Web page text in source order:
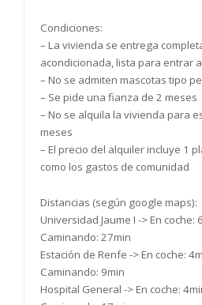
Condiciones:
– La vivienda se entrega
acondicionada, lista para entrar
– No se admiten mascotas tipo
– Se pide una fianza de 2 meses
– No se alquila la vivienda para
meses
– El precio del alquiler incluye 1
como los gastos de comunidad
Distancias (según google maps):
Universidad Jaume I -> En coche:
Caminando: 27min
Estación de Renfe -> En coche:
Caminando: 9min
Hospital General -> En coche: